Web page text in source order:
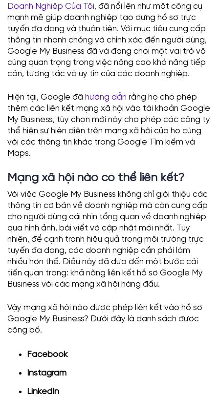
Doanh Nghiệp Của Tôi, đã nổi lên như một công cụ
mạnh mẽ giúp doanh nghiệp tạo dựng hồ sơ trực
tuyến đa dạng và thuận tiện. Với mục tiêu cung cấp
thông tin nhanh chóng và chính xác đến người dùng,
Google My Business đã và đang chơi một vai trò vô
cùng quan trọng trong việc nâng cao khả năng tiếp
cận, tương tác và uy tín của các doanh nghiệp.
Hiện tại, Google đã hướng dẫn rằng họ cho phép
thêm các liên kết mạng xã hội vào tài khoản Google
My Business, tùy chọn mới này cho phép các công ty
thể hiện sự hiện diện trên mạng xã hội của họ cùng
với các thông tin khác trong Google Tìm kiếm và
Maps.
Mạng xã hội nào có thể liên kết?
Với việc Google My Business không chỉ giới thiệu các
thông tin cơ bản về doanh nghiệp mà còn cung cấp
cho người dùng cái nhìn tổng quan về doanh nghiệp
qua hình ảnh, bài viết và cập nhật mới nhất. Tuy
nhiên, để cạnh tranh hiệu quả trong môi trường trực
tuyến đa dạng, các doanh nghiệp cần phải làm
nhiều hơn thế. Điều này đã đưa đến một bước cải
tiến quan trọng: khả năng liên kết hồ sơ Google My
Business với các mạng xã hội hàng đầu.
Vậy mạng xã hội nào được phép liên kết vào hồ sơ
Google My Business? Dưới đây là danh sách được
công bố.
Facebook
Instagram
LinkedIn